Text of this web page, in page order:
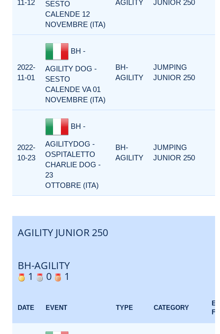
11-12
SESTO
CALENDE 12
NOVEMBRE (ITA)
AGILITY JUNIOR 250
2022-
11-01
BH -
AGILITY DOG -
SESTO
CALENDE VA 01
NOVEMBRE (ITA)
BH-
AGILITY
JUMPING
JUNIOR 250
2022-
10-23
BH -
AGILITYDOG -
OSPITALETTO
CHARLIE DOG -
23
OTTOBRE (ITA)
BH-
AGILITY
JUMPING
JUNIOR 250
AGILITY JUNIOR 250
BH-AGILITY
1
0 1
DATE EVENT TYPE CATEGORY